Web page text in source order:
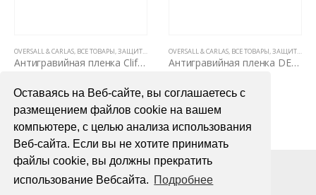
Оставаясь на Веб-сайте, вы соглашаетесь с
размещением файлов cookie на вашем
компьютере, с целью анализа использования
Веб-сайта. Если вы не хотите принимать
файлы cookie, вы должны прекратить
использование Вебсайта. Подробнее
ЛЕТ, НЕ ВИДНЫ НА КУЗОВЕ)
ПОЛИУРЕТАНОВЫЕ ПЛЕНКИ PPF (5 ЛЕТ, НЕ ВИДНЫ НА КУЗОВЕ)
,ПОЛИУРЕТАНОВЫЕ ПЛЕНКИ PPF (5 ЛЕТ, НЕ ВИДНЫ НА КУЗОВЕ)
OVERSALL & CARLAS ВСЕ ТОВАРЫ ЗАЩИТНЫЕ АНТИГРАВИЙНЫЕ ПЛЕНКИ ДЛЯ АВТОМОБИЛЯ
Антигравийная пленка Clif Designs PEARL 1,52х15м
В КОРЗИНУ
OVERSALL & CARLAS ВСЕ ТОВАРЫ ЗАЩИТНЫЕ АНТИГРАВИЙНЫЕ ПЛЕНКИ ДЛЯ АВТОМОБИЛЯ
Антигравийная пленка DELTASKIN PRIME CLEAR PPF TOP TPU(1.52мx1м)
В КОРЗИНУ